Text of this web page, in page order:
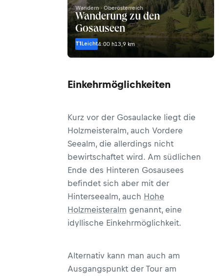
Wandern · Oberösterreich
Wanderung zu den
Gosauseen
T1Leicht4:00 h13,9 km
Einkehrmöglichkeiten
Kurz vor der Gosaulacke liegt die
Holzmeisteralm, auch Vordere
Seealm, die allerdings nicht
bewirtschaftet wird. Am südlichen
Ende des Hinteren Gosausees
befindet sich aber mit der
Hinterseealm, auch Hohe
Holzmeisteralm genannt, eine
idyllische Einkehrmöglichkeit.
Alternativ kann man auch am
Ausgangspunkt der Tour am